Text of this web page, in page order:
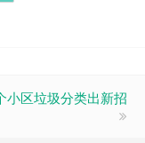
小区垃圾分类出新招